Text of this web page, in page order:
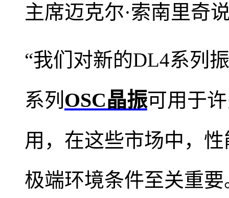
主席迈克尔·索南里奇
“我们对新的DL4系列
系列 OSC晶振可用于
用，在这些市场中，
极端环境条件至关重